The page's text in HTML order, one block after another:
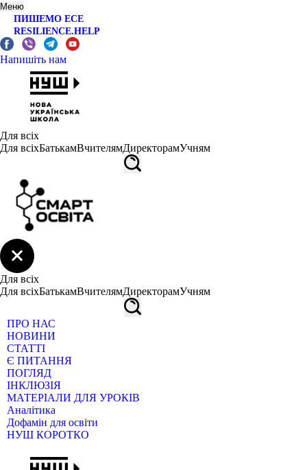
Меню
ПИШЕМО ЕСЕ
RESILIENCE.HELP
Напишіть нам
Для всіх
Для всіхБатькамВчителямДиректорамУчням
Для всіх
Для всіхБатькамВчителямДиректорамУчням
ПРО НАС
НОВИНИ
СТАТТІ
Є ПИТАННЯ
ПОГЛЯД
ІНКЛЮЗІЯ
МАТЕРІАЛИ ДЛЯ УРОКІВ
Аналітика
Дофамін для освіти
НУШ КОРОТКО